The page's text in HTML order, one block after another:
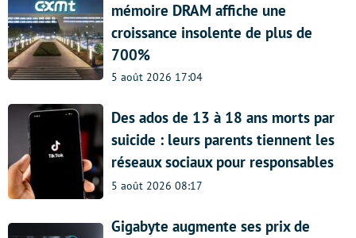
mémoire DRAM affiche une
croissance insolente de plus de
700%
5 août 2026 17:04
Des ados de 13 à 18 ans morts par
suicide : leurs parents tiennent les
réseaux sociaux pour responsables
5 août 2026 08:17
Gigabyte augmente ses prix de